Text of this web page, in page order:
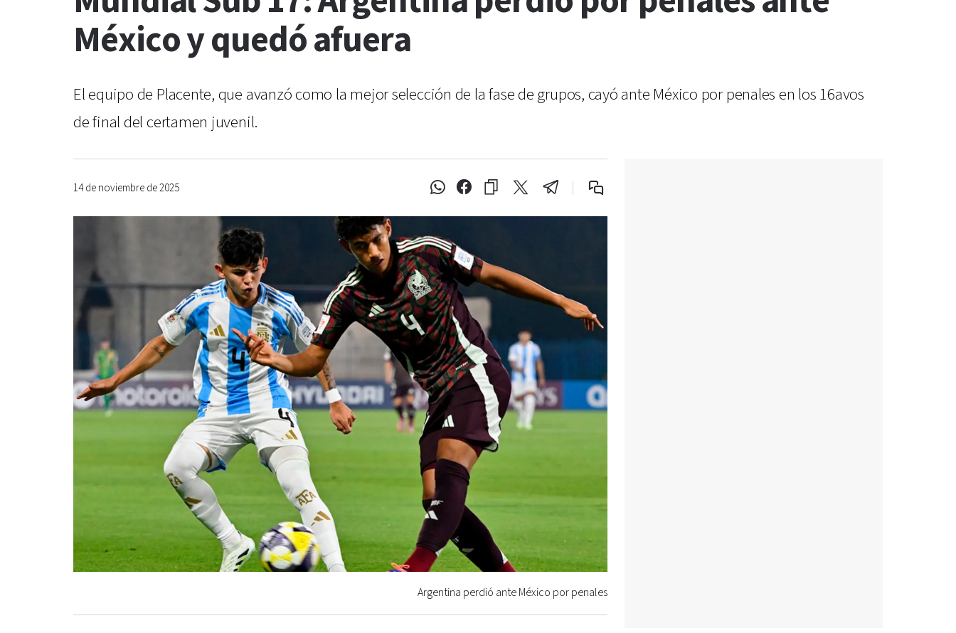
México y quedó afuera
El equipo de Placente, que avanzó como la mejor selección de la fase de grupos, cayó ante México por penales en los 16avos
de final del certamen juvenil.
14 de noviembre de 2025
Argentina perdió ante México por penales